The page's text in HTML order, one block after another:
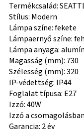
Termékcsalád:
Stílus: Modern
Lámpa színe: fekete
Lámpaernyő színe:
Lámpa anyaga:
Magasság (mm): 730
Szélesség (mm): 320
IP-védettség: IP44
Foglalat típusa: E27
Izzó: 40W
Izzó a
Garancia: 2 év